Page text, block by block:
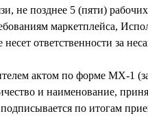
не позднее 5 (пяти)
маркетплейса,
ответственности за
актом по форме МХ-1
и наименование,
по итогам